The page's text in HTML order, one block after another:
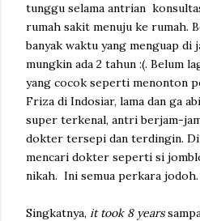
tunggu selama antrian
rumah sakit menuju ke rumah.
banyak waktu yang menguap di
mungkin ada 2 tahun :(. Belum
yang cocok seperti menonton
Friza di Indosiar, lama dan ga
super terkenal, antri berjam-
dokter tersepi dan terdingin.
mencari dokter seperti si
nikah. Ini semua perkara jodoh.
Singkatnya, it took 8 years